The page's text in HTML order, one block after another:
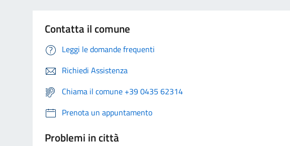
Contatta il comune
Leggi le domande frequenti
Richiedi Assistenza
Chiama il comune +39 0435 62314
Prenota un appuntamento
Problemi in città